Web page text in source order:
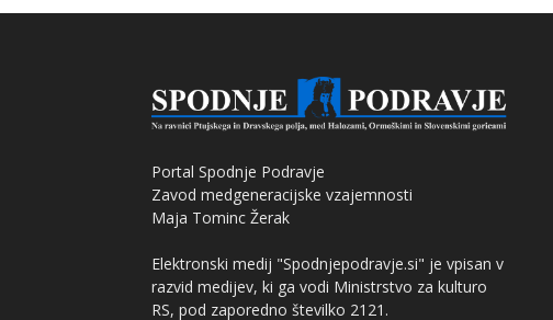
Portal Spodnje Podravje
Zavod medgeneracijske vzajemnosti
Maja Tominc Žerak
Elektronski medij "Spodnjepodravje.si" je vpisan v
razvid medijev, ki ga vodi Ministrstvo za kulturo
RS, pod zaporedno številko 2121.